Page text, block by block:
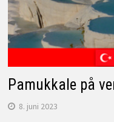
Pamukkale på
8. juni 2023